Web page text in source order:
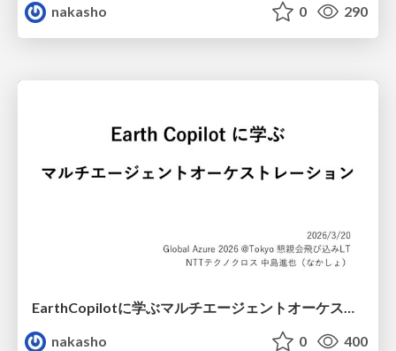
nakasho
0 290
EarthCopilotに学ぶマルチエージェントオーケストレーション
nakasho
0 400